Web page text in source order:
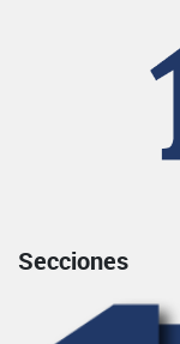
Secciones